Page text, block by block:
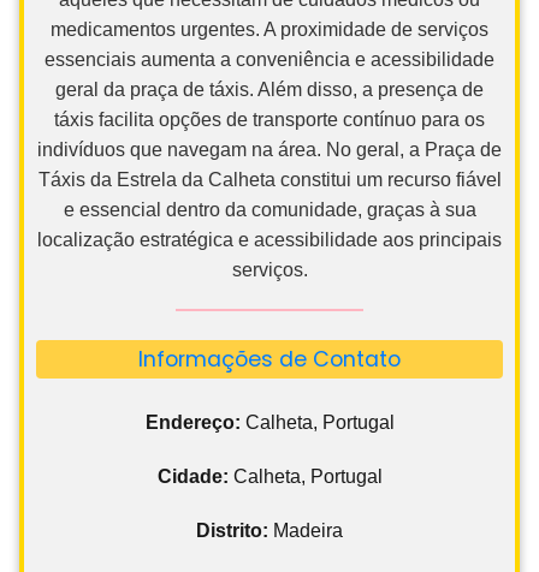
medicamentos urgentes. A proximidade de serviços
essenciais aumenta a conveniência e acessibilidade
geral da praça de táxis. Além disso, a presença de
táxis facilita opções de transporte contínuo para os
indivíduos que navegam na área. No geral, a Praça de
Táxis da Estrela da Calheta constitui um recurso fiável
e essencial dentro da comunidade, graças à sua
localização estratégica e acessibilidade aos principais
serviços.
Informações de Contato
Endereço: Calheta, Portugal
Cidade: Calheta, Portugal
Distrito: Madeira